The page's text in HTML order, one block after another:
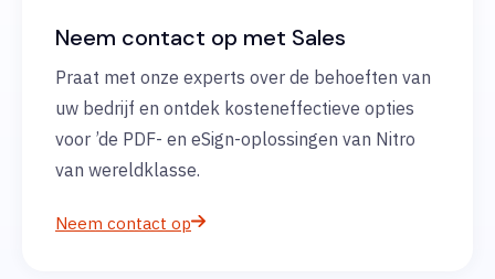
Neem contact op met Sales
Praat met onze experts over de behoeften van
uw bedrijf en ontdek kosteneffectieve opties
voor ’de PDF- en eSign-oplossingen van Nitro
van wereldklasse.
Neem contact op